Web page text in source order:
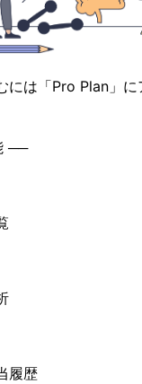
には「Pro Plan」
──
履歴